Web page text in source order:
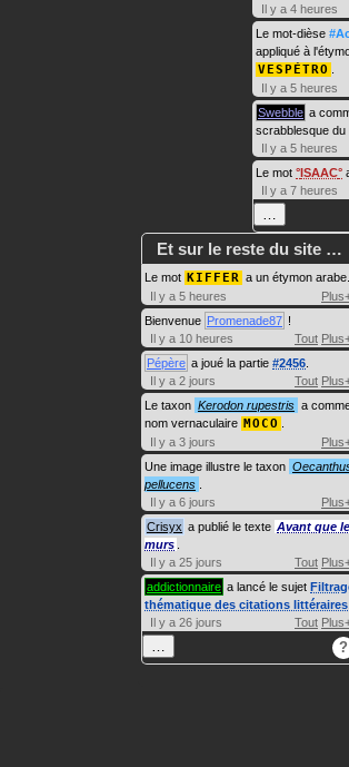
Il y a 4 heures
Le mot-dièse
appliqué à
VESPÉTRO
Il y a 5 heures
Swebble a
scrabblesque du
Il y a 5 heures
Le mot ISAAC
Il y a 7 heures
Et sur le reste du site …
Le mot KIFFER a un étymon arabe.
Il y a 5 heures
Bienvenue Promenade87 !
Il y a 10 heures
Tout
Pépère a joué la partie #2456
Il y a 2 jours
Tout
Le taxon Kerodon rupestris a
nom vernaculaire MOCO
Il y a 3 jours
Une image illustre le taxon
pellucens
Il y a 6 jours
Crisyx a publié le texte Avant que
murs
Il y a 25 jours
Tout
addictionnaire a lancé le sujet
thématique des citations littéraires
Il y a 26 jours
Tout
?